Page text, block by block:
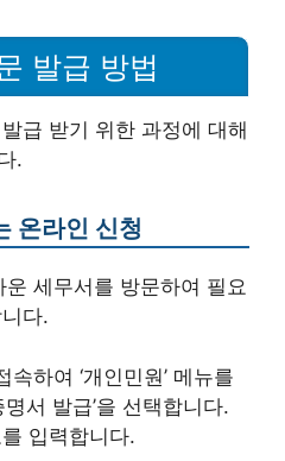
발급 방법
급 받기 위한 과정에 대해
.
온라인 신청
운 세무서를 방문하여 필요
다.
속하여 ‘개인민원’ 메뉴를
서 발급’을 선택합니다.
입력합니다.